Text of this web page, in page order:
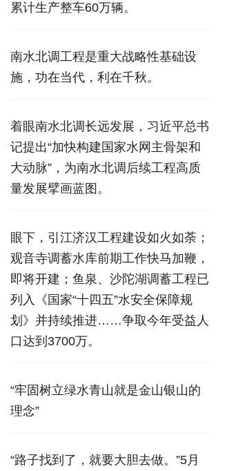
累计生产整车60万辆。
南水北调工程是重大战略性基础设
施，功在当代，利在千秋。
着眼南水北调长远发展，习近平总书
记提出“加快构建国家水网主骨架和
大动脉”，为南水北调后续工程高质
量发展擘画蓝图。
眼下，引江济汉工程建设如火如荼；
观音寺调蓄水库前期工作快马加鞭，
即将开建；鱼泉、沙陀湖调蓄工程已
列入《国家“十四五”水安全保障规
划》并持续推进……争取今年受益人
口达到3700万。
“牢固树立绿水青山就是金山银山的
理念”
“路子找到了，就要大胆去做。”5月